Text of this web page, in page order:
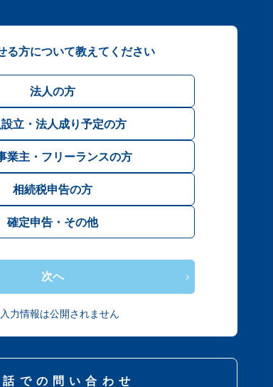
る方について教えてください
法人の方
立・法人成り予定の方
業主・フリーランスの方
相続税申告の方
確定申告・その他
次へ
入力情報は公開されません
での問い合わせ